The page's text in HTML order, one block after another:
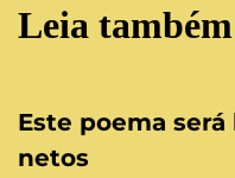
Leia também
Este poema
netos